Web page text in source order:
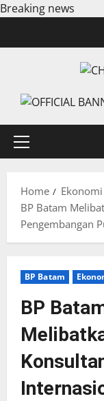
Breaking news
Primary
Home
Ekonomi
BP Batam
Pengembangan
BP Batam
BP